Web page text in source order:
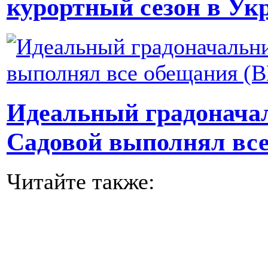
курортный сезон в
Идеальный
Садовой выполнял
Читайте также: